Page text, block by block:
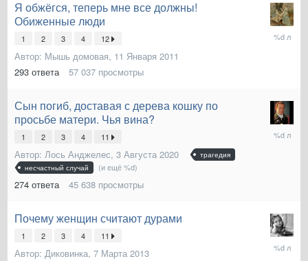
Я обжёгся, теперь мне все должны!
Обиженные люди
1 2 3 4 12
Автор: Мышь домовая, 11 Января 2011
293 ответа 57 037 просмотры
19
Сын погиб, доставая с дерева кошку по
просьбе матери. Чья вина?
1 2 3 4 11
Автор: Лось Анджелес, 3 Августа 2020
трагедия
несчастный случай
(и ещё %d)
274 ответа 45 638 просмотры
6
Почему женщин считают дурами
1 2 3 4 11
Автор: Диковинка, 7 Марта 2013
30